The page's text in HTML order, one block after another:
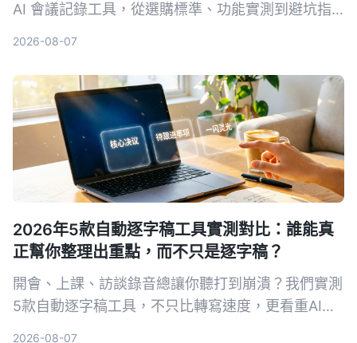
AI 會議記錄工具，從選購標準、功能實測到避坑指
可體驗。
2026-08-07
2026年5款自動逐字稿工具實測對比：誰能真
正幫你整理出重點，而不只是逐字稿？
開會、上課、訪談錄音總讓你聽打到崩潰？我們實測
5款自動逐字稿工具，不只比轉寫速度，更看重AI整
2026-08-07